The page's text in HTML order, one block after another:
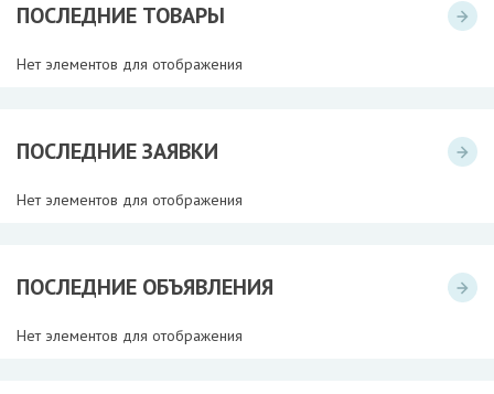
ПОСЛЕДНИЕ ТОВАРЫ
Нет элементов для отображения
ПОСЛЕДНИЕ ЗАЯВКИ
Нет элементов для отображения
ПОСЛЕДНИЕ ОБЪЯВЛЕНИЯ
Нет элементов для отображения